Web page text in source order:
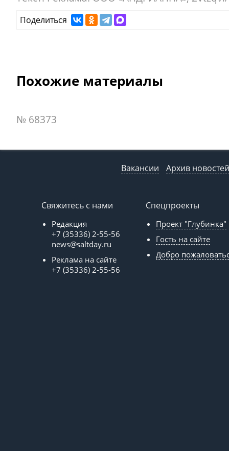
Поделиться
Похожие материалы
№ 68373
Вакансии Архив новостей
Свяжитесь с нами
Редакция
+7 (35336) 2-55-56
news@saltday.ru
Реклама на сайте
+7 (35336) 2-55-56
Спецпроекты
Проект "Глубинка"
Гость на сайте
Добро